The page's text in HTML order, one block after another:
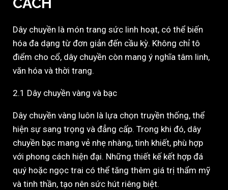
CÁCH
Dây chuyền là món trang sức linh hoạt, có thể biến
hóa đa dạng từ đơn giản đến cầu kỳ. Không chỉ tô
điểm cho cổ, dây chuyền còn mang ý nghĩa tâm linh,
văn hóa và thời trang.
2.1 Dây chuyền vàng và bạc
Dây chuyền vàng luôn là lựa chọn truyền thống, thể
hiện sự sang trọng và đẳng cấp. Trong khi đó, dây
chuyền bạc mang vẻ nhẹ nhàng, tinh khiết, phù hợp
với phong cách hiện đại. Những thiết kế kết hợp đá
quý hoặc ngọc trai có thể tăng thêm giá trị thẩm mỹ
và tinh thần, tạo nên sức hút riêng biệt.